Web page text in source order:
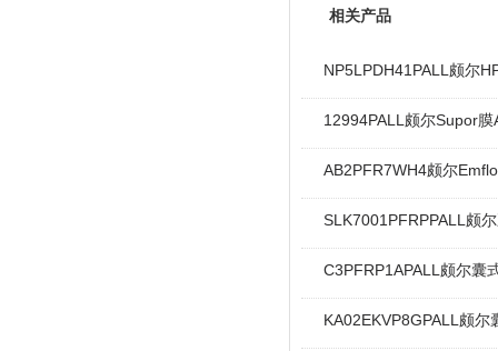
相关产品
NP5LPDH41PALL颇尔
12994PALL颇尔Supor
AB2PFR7WH4颇尔
SLK7001PFRPPALL颇
C3PFRP1APALL颇尔囊
KA02EKVP8GPALL颇尔